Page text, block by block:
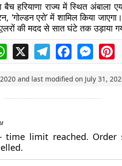
हरियाणा राज्य में स्थित अंबाला
‘गोल्डन एरो’ में शामिल किया
की मदद से सात घंटे तक उड़ाया
WhatsApp
X TelegramFacebook
and last modified on July 31,
time limit reached. Order